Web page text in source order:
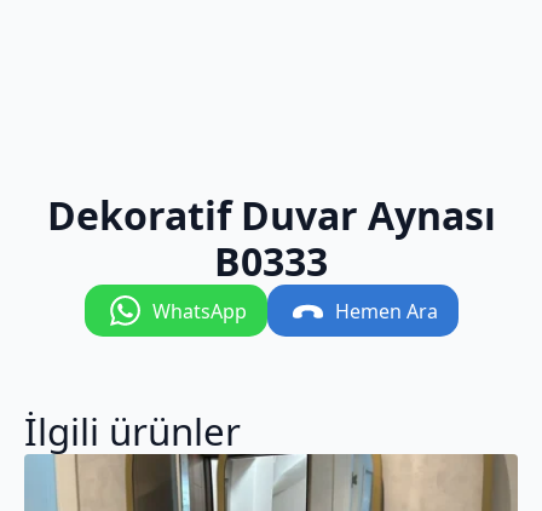
Dekoratif Duvar Aynası
B0333
WhatsApp Hemen Ara
İlgili ürünler